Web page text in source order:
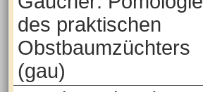
des praktischen
Obstbaumzüchters
(gau)